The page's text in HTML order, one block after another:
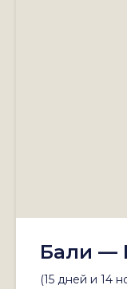
Бали —
(15 дней и 14